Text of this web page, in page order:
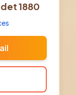
1880